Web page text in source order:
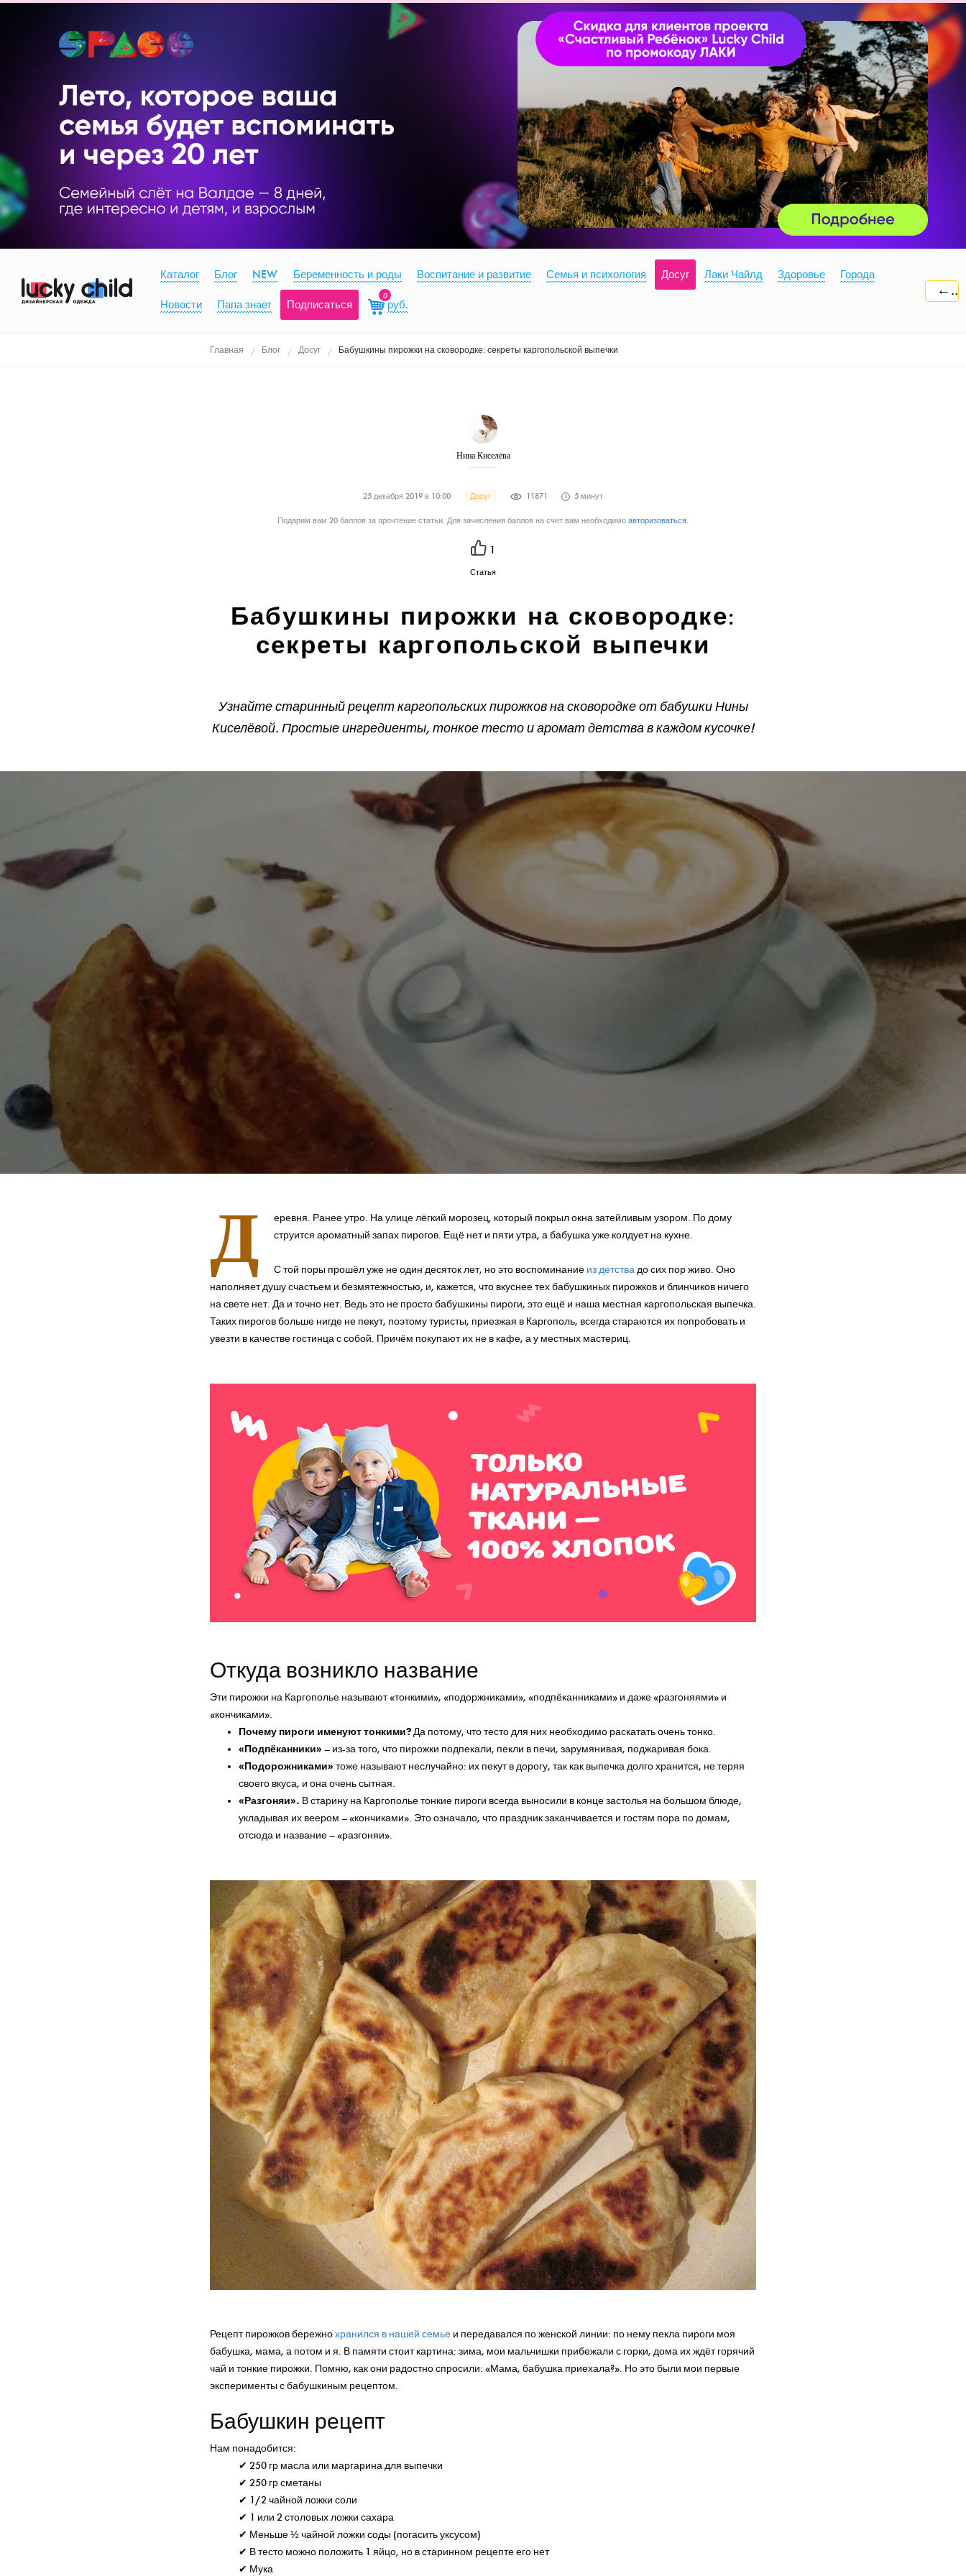
Lucky Child - дарим 500 рублей
на первую покупку для вашего малыша
Каталог Блог NEW Беременность и роды Воспитание и развитие Семья и психология Досуг Лаки Чайлд Здоровье Города
Новости Папа знает Подписаться
0
руб.
←
Главная Блог Досуг Бабушкины пирожки на сковородке: секреты каргопольской выпечки
Нина Киселёва
25 декабря 2019 в 10:00 Досуг 11871 5 минут
Подарим вам 20 баллов за прочтение статьи. Для зачисления баллов на счет вам необходимо авторизоваться.
1
Статья
Бабушкины пирожки на сковородке:
секреты каргопольской выпечки
Узнайте старинный рецепт каргопольских пирожков на сковородке от бабушки Нины
Киселёвой. Простые ингредиенты, тонкое тесто и аромат детства в каждом кусочке!
Д
еревня. Ранее утро. На улице лёгкий морозец, который покрыл окна затейливым узором. По дому
струится ароматный запах пирогов. Ещё нет и пяти утра, а бабушка уже колдует на кухне.
С той поры прошёл уже не один десяток лет, но это воспоминание из детствадо сих пор живо. Оно
наполняет душу счастьем и безмятежностью, и, кажется, что вкуснее тех бабушкиных пирожков и блинчиков ничего
на свете нет. Да и точно нет. Ведь это не просто бабушкины пироги, это ещё и наша местная каргопольская выпечка.
Таких пирогов больше нигде не пекут, поэтому туристы, приезжая в Каргополь, всегда стараются их попробовать и
увезти в качестве гостинца с собой. Причём покупают их не в кафе, а у местных мастериц.
Откуда возникло название
Эти пирожки на Каргополье называют «тонкими», «подоржниками», «подпёканниками» и даже «разгоняями» и
«кончиками».
Почему пироги именуют тонкими?Да потому, что тесто для них необходимо раскатать очень тонко.
«Подпёканники» – из-за того, что пирожки подпекали, пекли в печи, зарумянивая, поджаривая бока.
«Подорожниками» тоже называют неслучайно: их пекут в дорогу, так как выпечка долго хранится, не теряя
своего вкуса, и она очень сытная.
«Разгоняи». В старину на Каргополье тонкие пироги всегда выносили в конце застолья на большом блюде,
укладывая их веером – «кончиками». Это означало, что праздник заканчивается и гостям пора по домам,
отсюда и название – «разгоняи».
Рецепт пирожков бережнохранился в нашей семье и передавался по женской линии: по нему пекла пироги моя
бабушка, мама, а потом и я. В памяти стоит картина: зима, мои мальчишки прибежали с горки, дома их ждёт горячий
чай и тонкие пирожки. Помню, как они радостно спросили: «Мама, бабушка приехала?». Но это были мои первые
эксперименты с бабушкиным рецептом.
Бабушкин рецепт
Нам понадобится:
✔ 250 гр масла или маргарина для выпечки
✔ 250 гр сметаны
✔ 1/2 чайной ложки соли
✔ 1 или 2 столовых ложки сахара
✔ Меньше ½ чайной ложки соды (погасить уксусом)
✔ В тесто можно положить 1 яйцо, но в старинном рецепте его нет
✔ Мука